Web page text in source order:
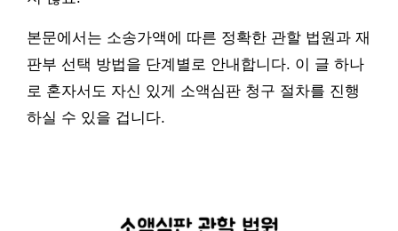
본문에서는 소송가액에 따른 정확한 관할 법원과 재
판부 선택 방법을 단계별로 안내합니다. 이 글 하나
로 혼자서도 자신 있게 소액심판 청구 절차를 진행
하실 수 있을 겁니다.